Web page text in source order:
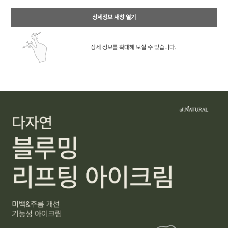
상세정보 새창 열기
상세 정보를 확대해 보실 수 있습니다.